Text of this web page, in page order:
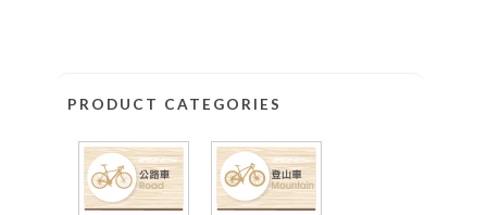
PRODUCT CATEGORIES